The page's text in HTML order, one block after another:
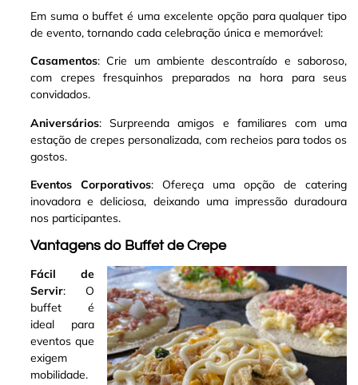
Em suma o buffet é uma excelente opção para qualquer tipo
de evento, tornando cada celebração única e memorável:
Casamentos: Crie um ambiente descontraído e saboroso,
com crepes fresquinhos preparados na hora para seus
convidados.
Aniversários: Surpreenda amigos e familiares com uma
estação de crepes personalizada, com recheios para todos os
gostos.
Eventos Corporativos: Ofereça uma opção de catering
inovadora e deliciosa, deixando uma impressão duradoura
nos participantes.
Vantagens do Buffet de Crepe
Fácil de
Servir: O
buffet é
ideal para
eventos que
exigem
mobilidade.